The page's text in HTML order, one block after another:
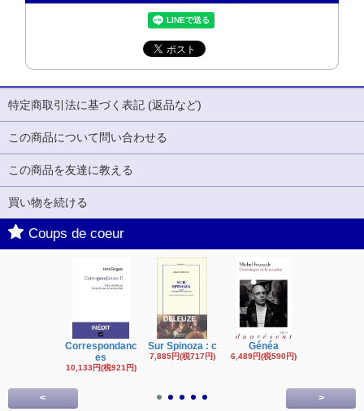
特定商取引法に基づく表記 (返品など)
この商品について問い合わせる
この商品を友達に教える
買い物を続ける
Coups de coeur
Correspondanc
es
10,133円(税921円)
Sur Spinoza : c
7,885円(税717円)
Généa
6,489円(税590円)
< >